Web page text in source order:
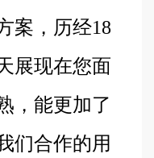
案，历经18
展现在您面
，能更加了
们合作的用